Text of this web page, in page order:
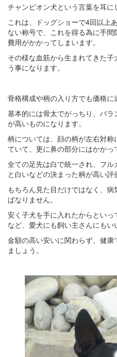
チャンピオン犬という言葉を耳に
これは、ドッグショーで4回以上
ない称号で、これを得る為に手
費用がかかってしまいます。
その様な血筋から生まれてきた
う事になります。
骨格構成や柄の入り方でも価格に
基本的には骨太でがっちり、バ
が高いものになります。
柄については、顔の柄が左右対
ていて、更に鼻の部分にはかかっ
全ての足先は白で統一され、フ
と白いなどの決まった柄が高い評
もちろん見た目だけではなく、
ばなりません。
安く子犬を手に入れたからとい
など、愛犬にも飼い主さんにもい
金額の高い安いに関わらず、健
ましょう。